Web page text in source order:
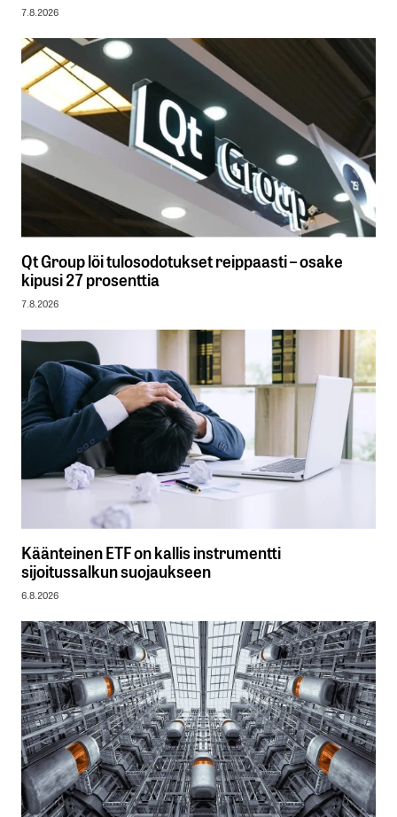
7.8.2026
Qt Group löi tulosodotukset reippaasti – osake
kipusi 27 prosenttia
7.8.2026
Käänteinen ETF on kallis instrumentti
sijoitussalkun suojaukseen
6.8.2026